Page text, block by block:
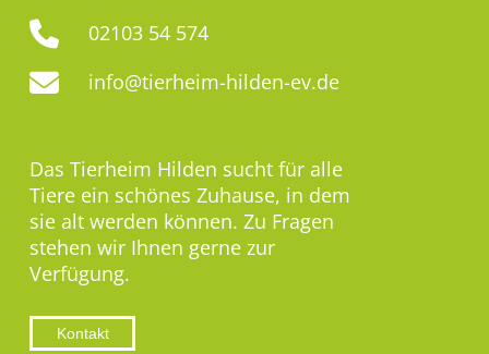
02103 54 574
info@tierheim-hilden-ev.de
Das Tierheim Hilden sucht für alle
Tiere ein schönes Zuhause, in dem
sie alt werden können. Zu Fragen
stehen wir Ihnen gerne zur
Verfügung.
Kontakt